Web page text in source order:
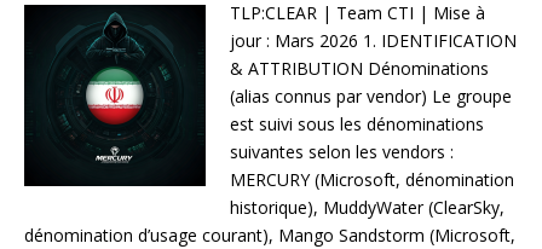
TLP:CLEAR | Team CTI | Mise à
jour : Mars 2026 1. IDENTIFICATION
& ATTRIBUTION Dénominations
(alias connus par vendor) Le groupe
est suivi sous les dénominations
suivantes selon les vendors :
MERCURY (Microsoft, dénomination
historique), MuddyWater (ClearSky,
dénomination d’usage courant), Mango Sandstorm (Microsoft,